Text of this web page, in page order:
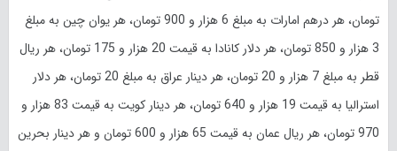
تومان، هر درهم امارات به مبلغ 6 هزار و 900 تومان، هر یوان چین به مبلغ
3 هزار و 850 تومان، هر دلار کانادا به قیمت 20 هزار و 175 تومان، هر ریال
قطر به مبلغ 7 هزار و 20 تومان، هر دینار عراق به مبلغ 20 تومان، هر دلار
استرالیا به قیمت 19 هزار و 640 تومان، هر دینار کویت به قیمت 83 هزار و
970 تومان، هر ریال عمان به قیمت 65 هزار و 600 تومان و هر دینار بحرین